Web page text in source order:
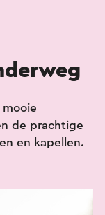
de prachtige
en kapellen.